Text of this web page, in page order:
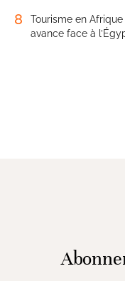
8
Tourisme en
avance face à